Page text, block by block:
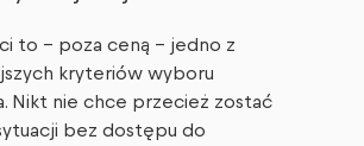
to – poza ceną – jedno z
kryteriów wyboru
Nikt nie chce przecież zostać
bez dostępu do